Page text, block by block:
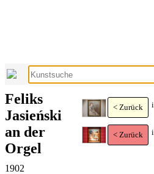
< Zurück
< Zurück
Feliks
Jasieński
an der
Orgel
1902